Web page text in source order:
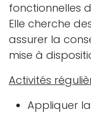
fonctionnelles
Elle cherche
assurer la
mise à
Activités
Appliquer